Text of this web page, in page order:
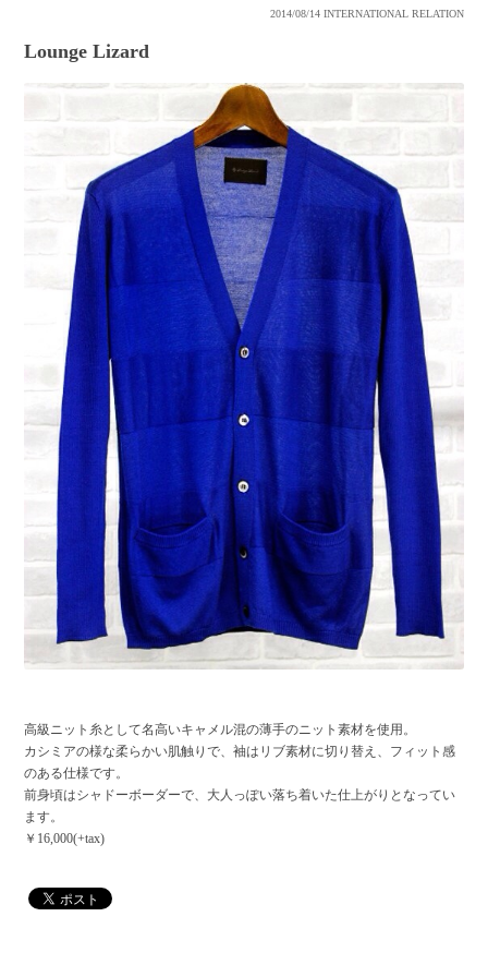
2014/08/14 INTERNATIONAL RELATION
Lounge Lizard
高級ニット糸として名高いキャメル混の薄手のニット素材を使用。
カシミアの様な柔らかい肌触りで、袖はリブ素材に切り替え、フィット感
のある仕様です。
前身頃はシャドーボーダーで、大人っぽい落ち着いた仕上がりとなってい
ます。
￥16,000(+tax)